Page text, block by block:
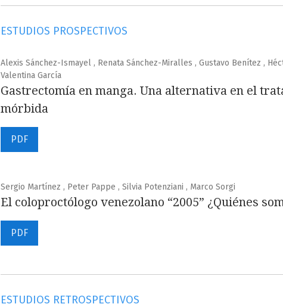
ESTUDIOS PROSPECTIVOS
Alexis Sánchez-Ismayel , Renata Sánchez-Miralles , Gustavo Benítez ,
Valentina García
Gastrectomía en manga. Una alternativa en el
mórbida
PDF
Sergio Martínez , Peter Pappe , Silvia Potenziani , Marco Sorgi
El coloproctólogo venezolano “2005” ¿Quiénes
PDF
ESTUDIOS RETROSPECTIVOS